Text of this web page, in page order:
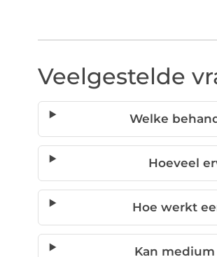
Veelgestelde
Welke
Hoeveel
Hoe werkt
Kan